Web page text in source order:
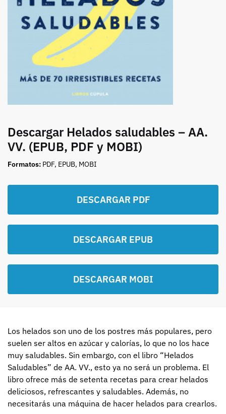
Descargar Helados saludables – AA.
VV. (EPUB, PDF y MOBI)
Formatos: PDF, EPUB, MOBI
DESCARGAR PDF
DESCARGAR EPUB
DESCARGAR MOBI
Los helados son uno de los postres más populares, pero
suelen ser altos en azúcar y calorías, lo que no los hace
muy saludables. Sin embargo, con el libro “Helados
Saludables” de AA. VV., esto ya no será un problema. El
libro ofrece más de setenta recetas para crear helados
deliciosos, refrescantes y saludables. Además, no
necesitarás una máquina de hacer helados para crearlos.